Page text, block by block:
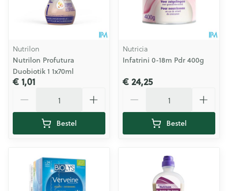
Nutrilon
Nutrilon Profutura
Duobiotik 1 1x70ml
€ 1,01
Bestel
Nutricia
Infatrini 0-18m Pdr 400g
€ 24,25
Bestel